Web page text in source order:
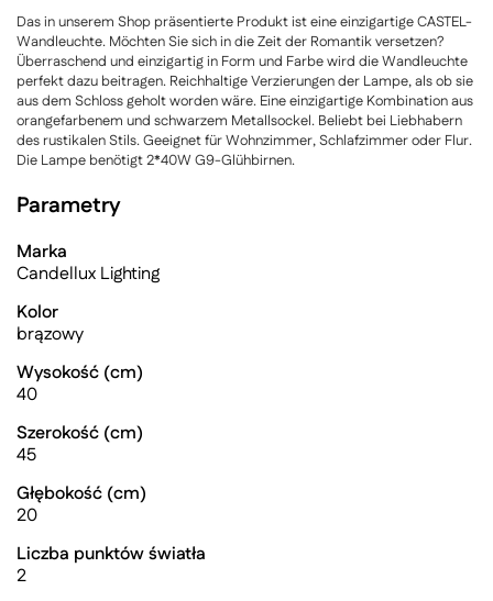
Das in unserem Shop präsentierte Produkt ist eine einzigartige CASTEL-
Wandleuchte. Möchten Sie sich in die Zeit der Romantik versetzen?
Überraschend und einzigartig in Form und Farbe wird die Wandleuchte
perfekt dazu beitragen. Reichhaltige Verzierungen der Lampe, als ob sie
aus dem Schloss geholt worden wäre. Eine einzigartige Kombination aus
orangefarbenem und schwarzem Metallsockel. Beliebt bei Liebhabern
des rustikalen Stils. Geeignet für Wohnzimmer, Schlafzimmer oder Flur.
Die Lampe benötigt 2*40W G9-Glühbirnen.
Parametry
Marka
Candellux Lighting
Kolor
brązowy
Wysokość (cm)
40
Szerokość (cm)
45
Głębokość (cm)
20
Liczba punktów światła
2